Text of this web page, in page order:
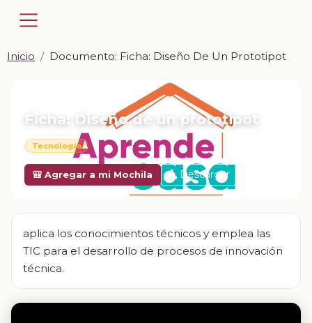
Inicio Documento: Ficha: Diseño De Un Prototipot
📎 DOCUMENTO · DOCX
Ficha: Diseño de un prototipot
Tecnología
🎒 Agregar a mi Mochila Descargar
aplica los conocimientos técnicos y emplea las
TIC para el desarrollo de procesos de innovación
técnica.